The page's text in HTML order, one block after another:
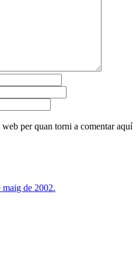
per quan torni a comentar aquí
maig de 2002.